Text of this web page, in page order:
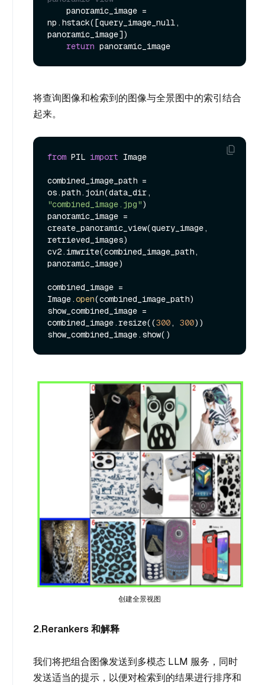
np.hstack([query_image_null,
panoramic_image])
return
将查询图像和检索到的图像与全景图中的索引结合
起来。
from PIL import Image
combined_image_path =
"combined_image.jpg")
panoramic_image =
create_panoramic_view(query_image,
retrieved_images)
cv2.imwrite(combined_image_path,
panoramic_image)
combined_image =
Image.open(combined_image_path)
show_combined_image =
combined_image.resize((300, 300))
创建全景视图
2.Rerankers 和解释
我们将把组合图像发送到多模态 LLM 服务，同时
发送适当的提示，以便对检索到的结果进行排序和